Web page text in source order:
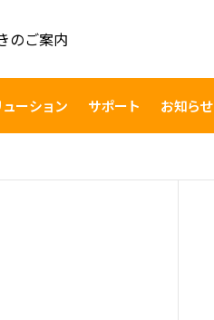
のご案内
ューション サポート お知らせ